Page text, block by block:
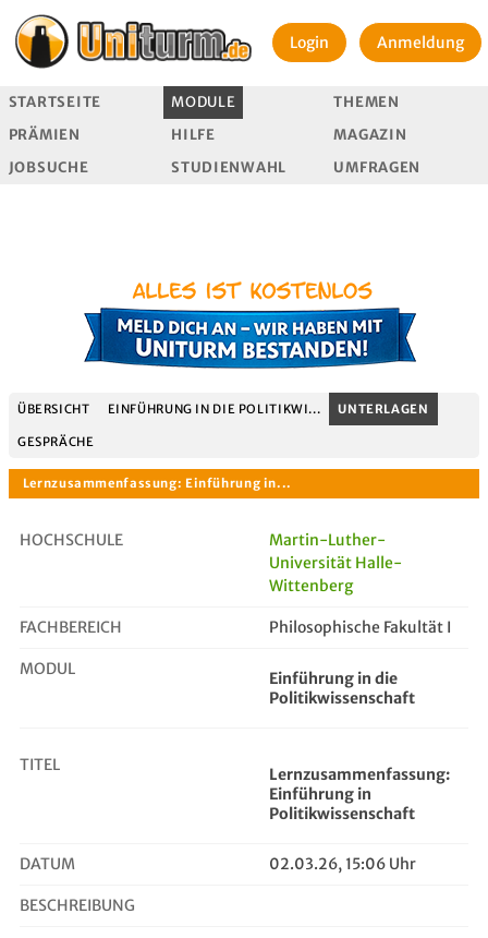
Login Anmeldung
STARTSEITE MODULE
THEMEN
PRÄMIEN
HILFE
MAGAZIN
JOBSUCHE
STUDIENWAHL UMFRAGEN
ÜBERSICHT EINFÜHRUNG IN DIE POLITIKWI... UNTERLAGEN
GESPRÄCHE
HOCHSCHULE
Martin-Luther-
Universität Halle-
Wittenberg
FACHBEREICH Philosophische Fakultät I
MODUL
Einführung in die
Politikwissenschaft
TITEL
Lernzusammenfassung:
Einführung in
Politikwissenschaft
DATUM 02.03.26, 15:06 Uhr
BESCHREIBUNG